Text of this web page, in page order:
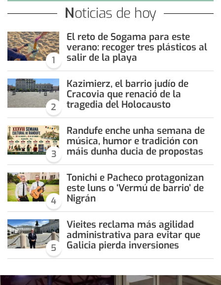
Noticias de hoy
1
El reto de Sogama para este
verano: recoger tres plásticos al
salir de la playa
2
Kazimierz, el barrio judío de
Cracovia que renació de la
tragedia del Holocausto
3
Randufe enche unha semana de
música, humor e tradición con
máis dunha ducia de propostas
4
Tonichi e Pacheco protagonizan
este luns o ‘Vermú de barrio’ de
Nigrán
5
Vieites reclama más agilidad
administrativa para evitar que
Galicia pierda inversiones